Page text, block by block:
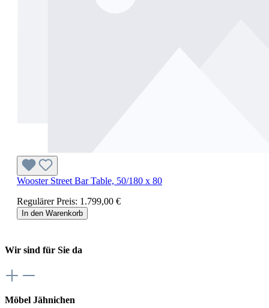
Wooster Street Bar Table, 50/180 x 80
Regulärer Preis: 1.799,00 €
In den Warenkorb
Wir sind für Sie da
Möbel Jähnichen